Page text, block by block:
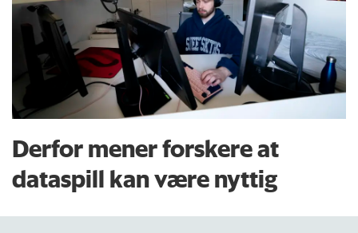
Derfor mener forskere at
dataspill kan være nyttig